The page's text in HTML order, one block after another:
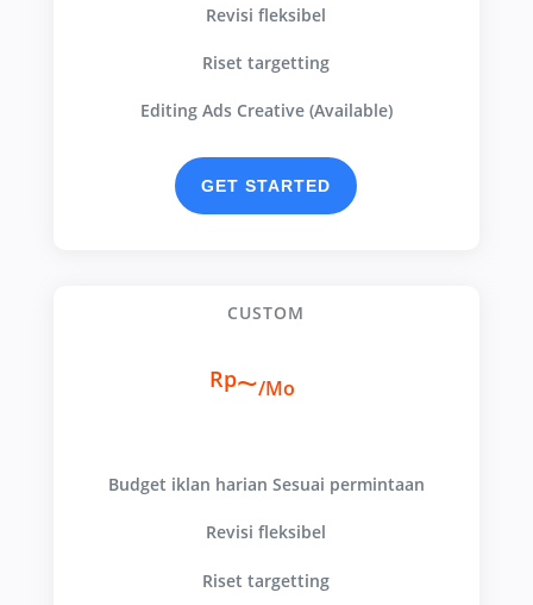
Revisi fleksibel
Riset targetting
Editing Ads Creative (Available)
GET STARTED
CUSTOM
Rp~/Mo
Budget iklan harian Sesuai permintaan
Revisi fleksibel
Riset targetting